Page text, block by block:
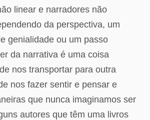
linear e narradores não
da perspectiva, um
genialidade ou um passo
da narrativa é uma coisa
nos transportar para outra
nos fazer sentir e pensar e
que nunca imaginamos ser
autores que têm uma livros